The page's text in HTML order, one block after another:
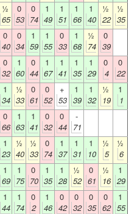
½
65
0
53
0
74
1
49
1
51
1
66
1
40
½
22
½
35
0
40
0
34
1
59
1
55
0
33
1
68
½
74
0
39
0
32
1
60
0
44
1
67
1
41
1
35
1
29
0
4
0
22
1
34
½
33
0
61
0
52
+
53
1
39
1
32
½
19
1
1
0
66
1
63
1
41
0
32
0
44
-
71
1
23
½
40
½
33
0
74
1
37
1
31
1
10
½
5
½
6
1
69
1
75
0
70
1
35
1
28
½
52
0
61
½
16
1
29
1
44
1
74
0
2
1
46
0
42
0
32
0
35
0
62
1
55